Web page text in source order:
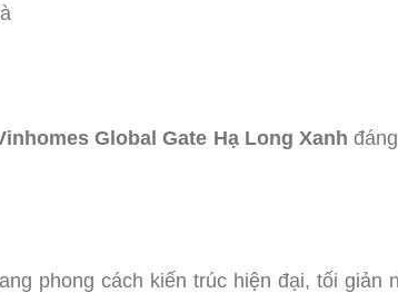
Global Gate Hạ Long Xanh
phong cách kiến trúc hiện đại, tối giản